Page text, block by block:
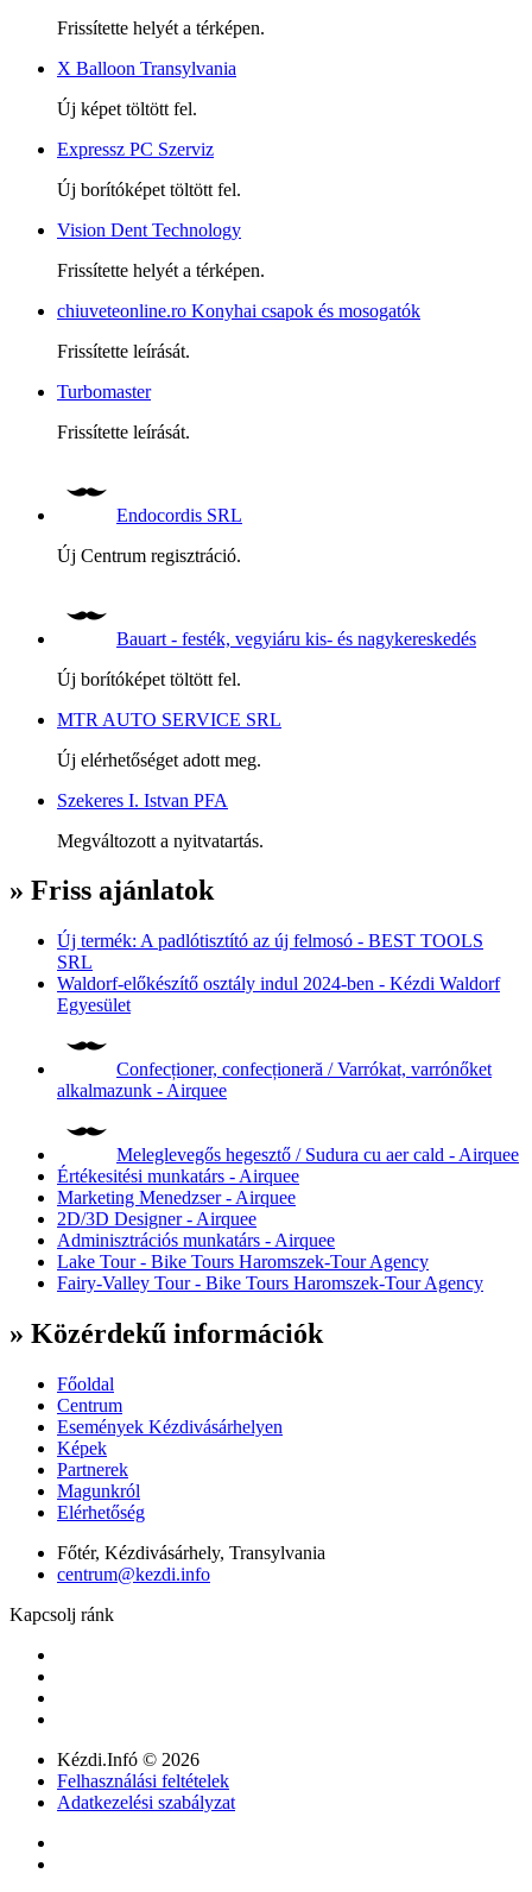
Frissítette helyét a térképen.
X Balloon Transylvania
Új képet töltött fel.
Expressz PC Szerviz
Új borítóképet töltött fel.
Vision Dent Technology
Frissítette helyét a térképen.
chiuveteonline.ro Konyhai csapok és mosogatók
Frissítette leírását.
Turbomaster
Frissítette leírását.
Endocordis SRL
Új Centrum regisztráció.
Bauart - festék, vegyiáru kis- és nagykereskedés
Új borítóképet töltött fel.
MTR AUTO SERVICE SRL
Új elérhetőséget adott meg.
Szekeres I. Istvan PFA
Megváltozott a nyitvatartás.
» Friss ajánlatok
Új termék: A padlótisztító az új felmosó - BEST TOOLS
SRL
Waldorf-előkészítő osztály indul 2024-ben - Kézdi Waldorf
Egyesület
Confecționer, confecționeră / Varrókat, varrónőket
alkalmazunk - Airquee
Meleglevegős hegesztő / Sudura cu aer cald - Airquee
Értékesitési munkatárs - Airquee
Marketing Menedzser - Airquee
2D/3D Designer - Airquee
Adminisztrációs munkatárs - Airquee
Lake Tour - Bike Tours Haromszek-Tour Agency
Fairy-Valley Tour - Bike Tours Haromszek-Tour Agency
» Közérdekű információk
Főoldal
Centrum
Események Kézdivásárhelyen
Képek
Partnerek
Magunkról
Elérhetőség
Főtér, Kézdivásárhely, Transylvania
centrum@kezdi.info
Kapcsolj ránk
Kézdi.Infó © 2026
Felhasználási feltételek
Adatkezelési szabályzat